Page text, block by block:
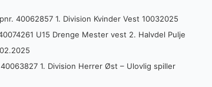
40062857 1. Division Kvinder Vest 10032025
U15 Drenge Mester vest 2. Halvdel Pulje
1. Division Herrer Øst – Ulovlig spiller